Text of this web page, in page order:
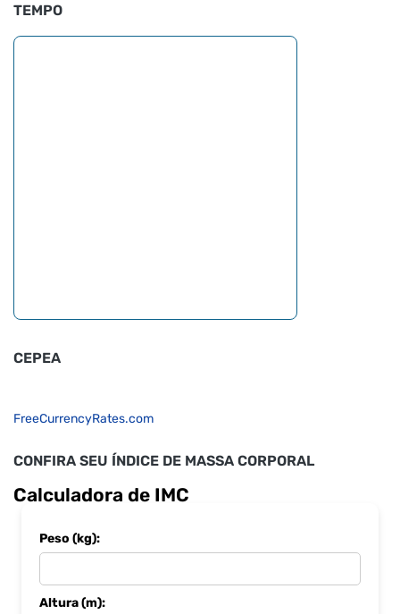
TEMPO
CEPEA
FreeCurrencyRates.com
CONFIRA SEU ÍNDICE DE MASSA CORPORAL
Calculadora de IMC
Peso (kg):
Altura (m):